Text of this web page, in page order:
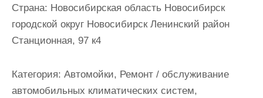
Страна: Новосибирская область Новосибирск
городской округ Новосибирск Ленинский район
Станционная, 97 к4
Категория: Автомойки, Ремонт / обслуживание
автомобильных климатических систем,